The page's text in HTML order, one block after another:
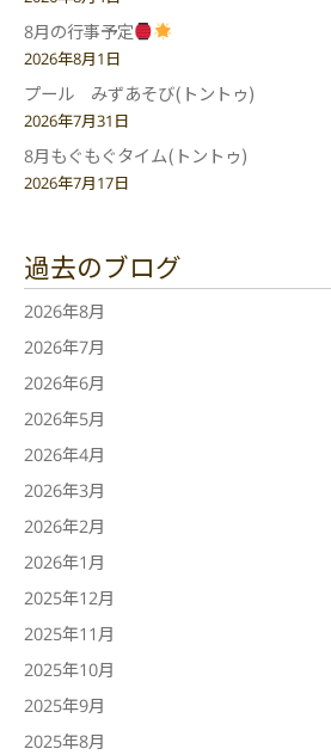
8月の行事予定
2026年8月1日
プール みずあそび(トントゥ)
2026年7月31日
8月もぐもぐタイム(トントゥ)
2026年7月17日
過去のブログ
2026年8月
2026年7月
2026年6月
2026年5月
2026年4月
2026年3月
2026年2月
2026年1月
2025年12月
2025年11月
2025年10月
2025年9月
2025年8月